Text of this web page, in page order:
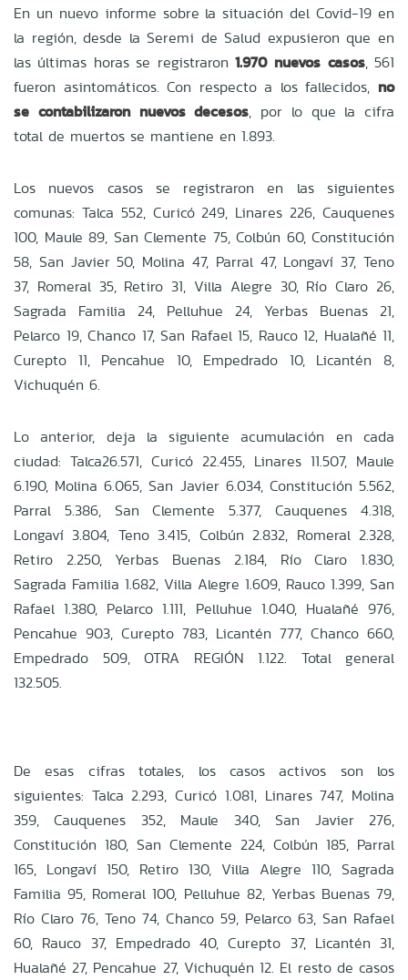
En un nuevo informe sobre la situación del Covid-19 en
la región, desde la Seremi de Salud expusieron que en
las últimas horas se registraron 1.970 nuevos casos, 561
fueron asintomáticos. Con respecto a los fallecidos, no
se contabilizaron nuevos decesos, por lo que la cifra
total de muertos se mantiene en 1.893.
Los nuevos casos se registraron en las siguientes
comunas: Talca 552, Curicó 249, Linares 226, Cauquenes
100, Maule 89, San Clemente 75, Colbún 60, Constitución
58, San Javier 50, Molina 47, Parral 47, Longaví 37, Teno
37, Romeral 35, Retiro 31, Villa Alegre 30, Río Claro 26,
Sagrada Familia 24, Pelluhue 24, Yerbas Buenas 21,
Pelarco 19, Chanco 17, San Rafael 15, Rauco 12, Hualañé 11,
Curepto 11, Pencahue 10, Empedrado 10, Licantén 8,
Vichuquén 6.
Lo anterior, deja la siguiente acumulación en cada
ciudad: Talca26.571, Curicó 22.455, Linares 11.507, Maule
6.190, Molina 6.065, San Javier 6.034, Constitución 5.562,
Parral 5.386, San Clemente 5.377, Cauquenes 4.318,
Longaví 3.804, Teno 3.415, Colbún 2.832, Romeral 2.328,
Retiro 2.250, Yerbas Buenas 2.184, Río Claro 1.830,
Sagrada Familia 1.682, Villa Alegre 1.609, Rauco 1.399, San
Rafael 1.380, Pelarco 1.111, Pelluhue 1.040, Hualañé 976,
Pencahue 903, Curepto 783, Licantén 777, Chanco 660,
Empedrado 509, OTRA REGIÓN 1.122. Total general
132.505.
De esas cifras totales, los casos activos son los
siguientes: Talca 2.293, Curicó 1.081, Linares 747, Molina
359, Cauquenes 352, Maule 340, San Javier 276,
Constitución 180, San Clemente 224, Colbún 185, Parral
165, Longaví 150, Retiro 130, Villa Alegre 110, Sagrada
Familia 95, Romeral 100, Pelluhue 82, Yerbas Buenas 79,
Río Claro 76, Teno 74, Chanco 59, Pelarco 63, San Rafael
60, Rauco 37, Empedrado 40, Curepto 37, Licantén 31,
Hualañé 27, Pencahue 27, Vichuquén 12. El resto de casos